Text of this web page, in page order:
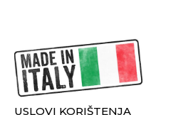
USLOVI KORIŠTENJA